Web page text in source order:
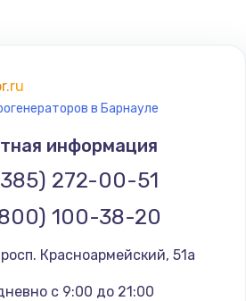
термостата
1200 руб.
Заказать
Замена реле
в Барнауле
информация
272-00-51
100-38-20
Красноармейский, 51а
с 9:00 до 21:00